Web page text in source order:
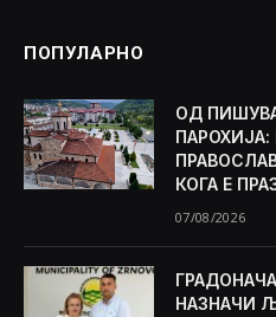
ПОПУЛАРНО
ОД
ПАРОХИЈА:
КОГА Е
07/08/2026
НАЗНАЧИ